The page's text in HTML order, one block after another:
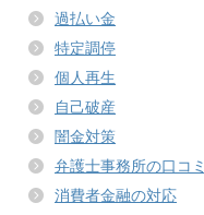
過払い金
特定調停
個人再生
自己破産
闇金対策
弁護士事務所の口コミ
消費者金融の対応